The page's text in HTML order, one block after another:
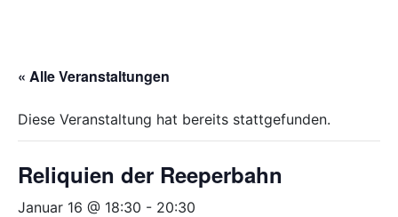
« Alle Veranstaltungen
Diese Veranstaltung hat bereits stattgefunden.
Reliquien der Reeperbahn
Januar 16 @ 18:30 - 20:30